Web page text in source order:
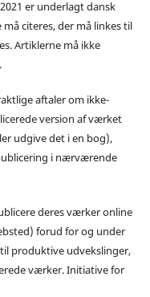
er underlagt dansk
citeres, der må linkes til
Artiklerne må ikke
aftaler om ikke-
version af værket
udgive det i en bog),
i nærværende
deres værker online
forud for og under
produktive udvekslinger,
værker. Initiative for